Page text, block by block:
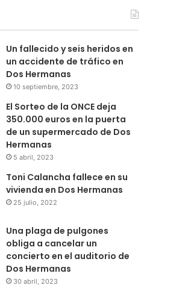
Un fallecido y seis heridos en
un accidente de tráfico en
Dos Hermanas
10 septiembre, 2023
El Sorteo de la ONCE deja
350.000 euros en la puerta
de un supermercado de Dos
Hermanas
5 abril, 2023
Toni Calancha fallece en su
vivienda en Dos Hermanas
25 julio, 2022
Una plaga de pulgones
obliga a cancelar un
concierto en el auditorio de
Dos Hermanas
30 abril, 2023